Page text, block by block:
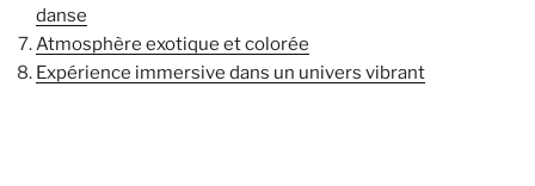
danse
Atmosphère exotique et colorée
Expérience immersive dans un univers vibrant